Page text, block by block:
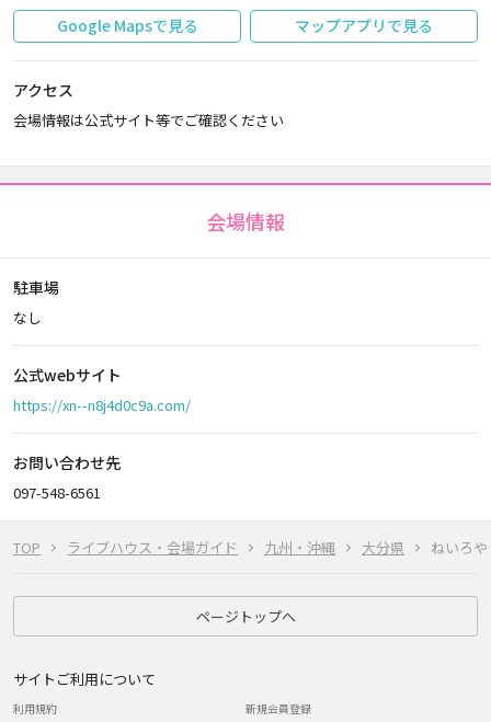
TOP ライブハウス・会場ガイド 九州・沖縄 大分県 ねいろや
Google Mapsで見る マップアプリで見る
アクセス
会場情報は公式サイト等でご確認ください
会場情報
駐車場
なし
公式webサイト
https://xn--n8j4d0c9a.com/
お問い合わせ先
097-548-6561
ページトップへ
サイトご利用について
利用規約
新規会員登録